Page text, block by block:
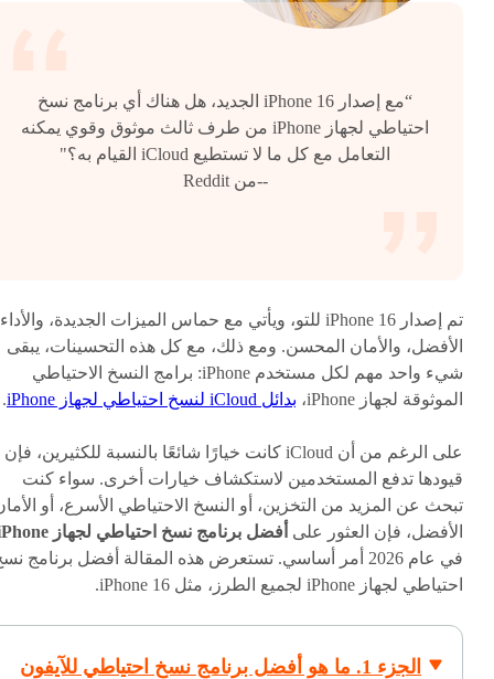
“مع إصدار iPhone 16 الجديد، هل هناك أي برنامج نسخ
احتياطي لجهاز iPhone من طرف ثالث موثوق وقوي يمكنه
التعامل مع كل ما لا تستطيع iCloud القيام به؟"
--من Reddit
تم إصدار iPhone 16 للتو، ويأتي مع حماس الميزات الجديدة، والأداء
الأفضل، والأمان المحسن. ومع ذلك، مع كل هذه التحسينات، يبقى
شيء واحد مهم لكل مستخدم iPhone: برامج النسخ الاحتياطي
الموثوقة لجهاز iPhone،
بدائل iCloud لنسخ احتياطي لجهاز iPhone .
على الرغم من أن iCloud كانت خيارًا شائعًا بالنسبة للكثيرين، فإن
قيودها تدفع المستخدمين لاستكشاف خيارات أخرى. سواء كنت
تبحث عن المزيد من التخزين، أو النسخ الاحتياطي الأسرع، أو
الأفضل، فإن العثور على أفضل برنامج نسخ احتياطي لجهاز iPhone
في عام 2026 أمر أساسي. تستعرض هذه المقالة أفضل برنامج
احتياطي لجهاز iPhone لجميع الطرز، مثل iPhone 16.
الجزء 1. ما هو أفضل برنامج نسخ احتياطي للآيفون